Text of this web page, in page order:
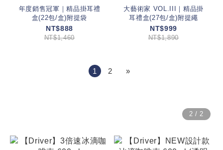
年度銷售冠軍｜精品掛耳禮
盒(22包/盒)附提袋
NT$888
NT$1,460
大藝術家 VOL.III｜精品掛
耳禮盒(27包/盒)附提繩
NT$999
NT$1,890
1 2 »